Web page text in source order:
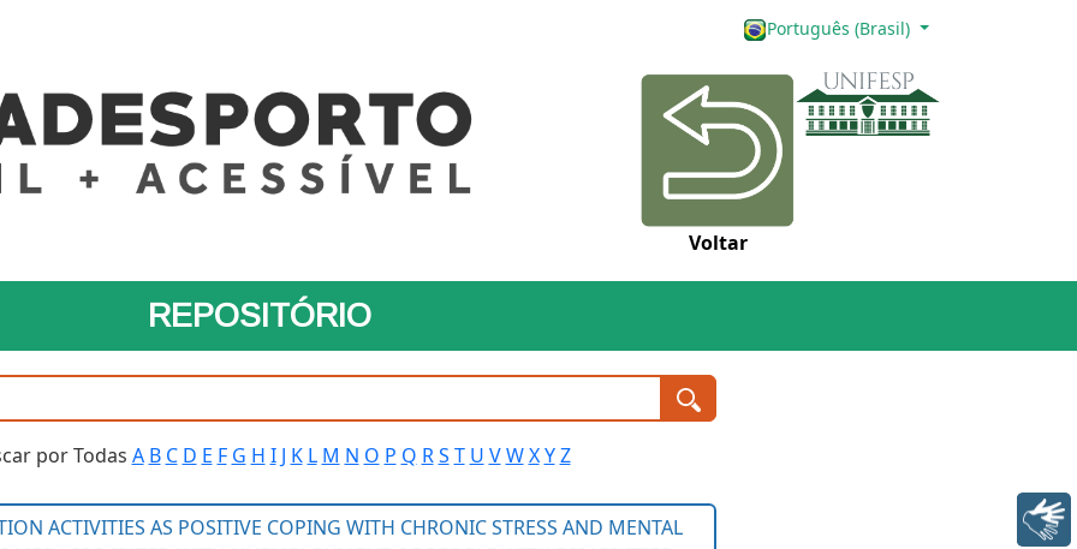
Português (Brasil)
Voltar
REPOSITÓRIO
por Todas A B C D E F G H I J K L M N O P Q R S T U V W X Y Z